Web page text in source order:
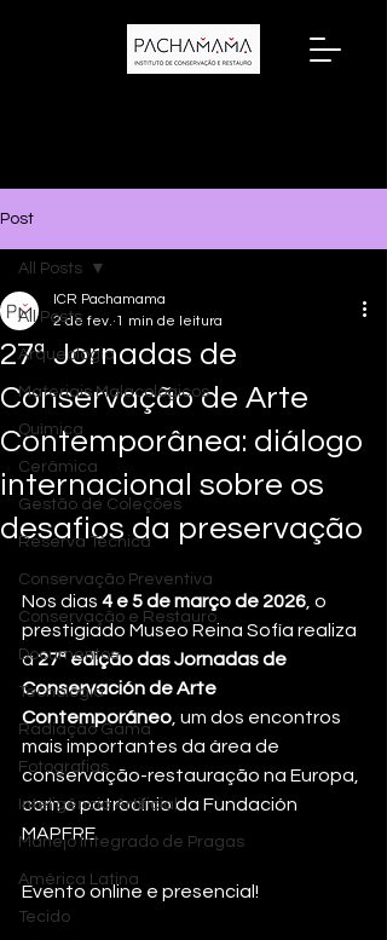
Post
All Posts
Arqueologia
Materiais Malacológicos
Química
Cerâmica
Gestão de Coleções
Reserva Técnica
Conservação Preventiva
Conservação e Restauro
Documentos
Tecnologia
Radiação Gama
Fotografias
Inteligência Artificial
Manejo Integrado de Pragas
América Latina
Tecido
All Posts
27ª Jornadas de
Conservação de Arte
Contemporânea: diálogo
internacional sobre os
desafios da preservação
ICR Pachamama
2 de fev. 1 min de leitura
Nos dias 4 e 5 de março de 2026 , o
prestigiado Museo Reina Sofía realiza
a 27ª edição das Jornadas de
Conservación de Arte
Contemporáneo , um dos encontros
mais importantes da área de
conservação-restauração na Europa,
com o patrocínio da Fundación
MAPFRE.
Evento online e presencial!